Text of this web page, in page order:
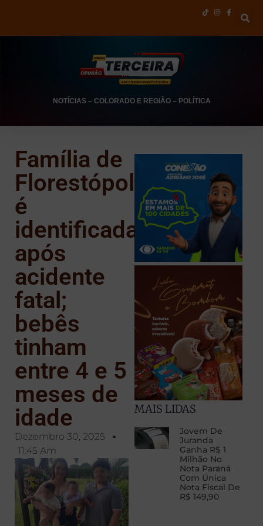
NOTÍCIAS– COLORADO E REGIÃO– POLÍTICA
Família de
Florestópolis
é
identificada
após
acidente
fatal;
bebês
tinham
entre 4 e 5
meses de
idade
Dezembro 30, 2025
11:45 Am
MAIS LIDAS
Jovem De
Juranda
Ganha R$ 1
Milhão No
Nota Paraná
Com Única
Nota Fiscal De
R$ 149,90